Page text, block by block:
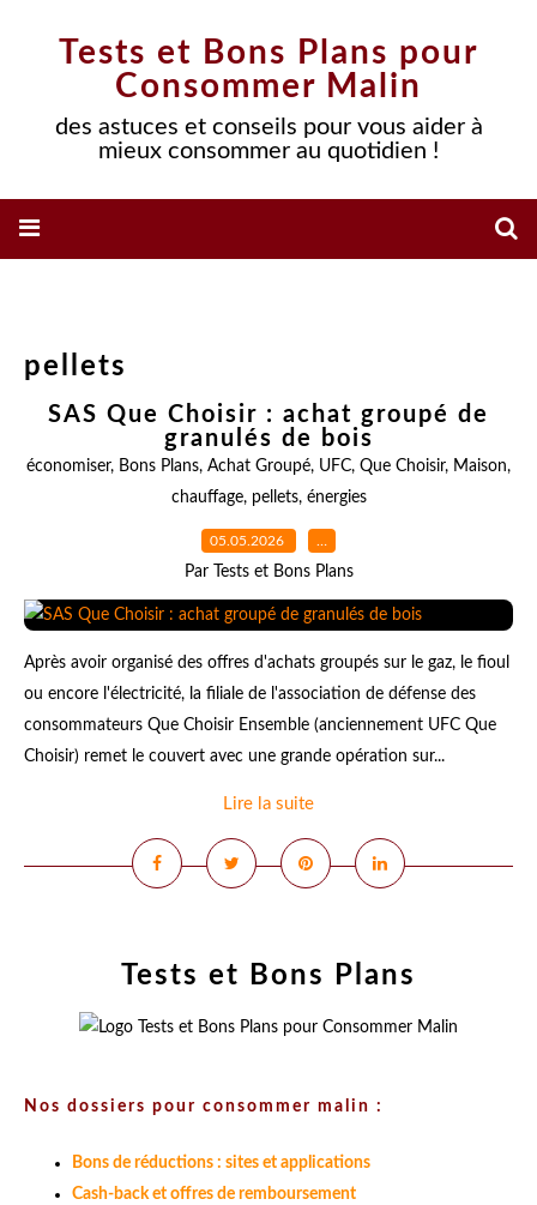
Tests et Bons Plans pour
Consommer Malin
des astuces et conseils pour vous aider à
mieux consommer au quotidien !
pellets
SAS Que Choisir : achat groupé de
granulés de bois
économiser, Bons Plans, Achat Groupé, UFC, Que Choisir, Maison,
chauffage, pellets, énergies
05.05.2026 …
Par Tests et Bons Plans
Après avoir organisé des offres d'achats groupés sur le gaz, le fioul
ou encore l'électricité, la filiale de l'association de défense des
consommateurs Que Choisir Ensemble (anciennement UFC Que
Choisir) remet le couvert avec une grande opération sur...
Lire la suite
Tests et Bons Plans
Nos dossiers pour consommer malin :
Bons de réductions : sites et applications
Cash-back et offres de remboursement